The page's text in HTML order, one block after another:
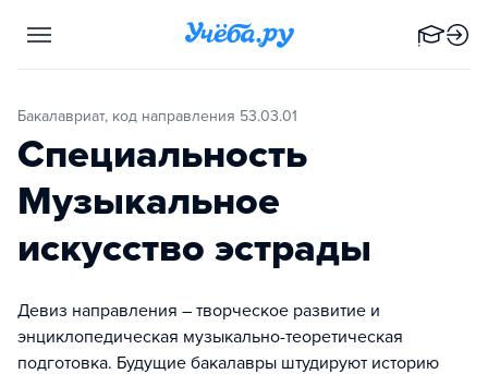
Бакалавриат, код направления 53.03.01
Специальность
Музыкальное
искусство эстрады
Девиз направления – творческое развитие и
энциклопедическая музыкально-теоретическая
подготовка. Будущие бакалавры штудируют историю